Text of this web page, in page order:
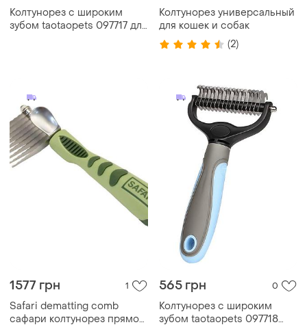
Колтунорез с широким
зубом taotaopets 097717 для
Колтунорез универсальный
для кошек и собак
(2)
1577 грн 1
Safari dematting comb
сафари колтунорез прямой
565 грн 0
Колтунорез с широким
зубом taotaopets 097718